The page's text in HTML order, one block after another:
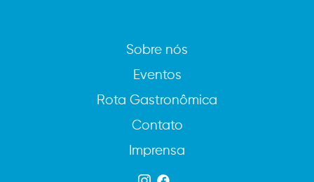
Sobre nós
Eventos
Rota Gastronômica
Contato
Imprensa